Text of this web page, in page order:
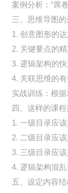
案例分析：“席
三、思维导图的
1. 创意图形的达
2. 关键要点的
3. 逻辑架构的
4. 关联思维的
实战训练：根
四、这样的课
1. 一级目录应
2. 二级目录应
3. 三级目录应
4. 逻辑架构混
五、设定内容